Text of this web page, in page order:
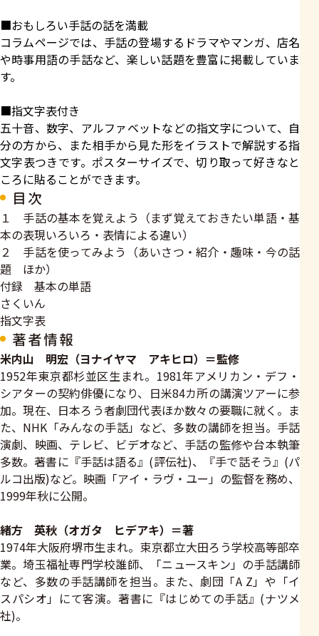
■おもしろい手話の話を満載
コラムページでは、手話の登場するドラマやマンガ、店名
や時事用語の手話など、楽しい話題を豊富に掲載していま
す。
■指文字表付き
五十音、数字、アルファベットなどの指文字について、自
分の方から、また相手から見た形をイラストで解説する指
文字表つきです。ポスターサイズで、切り取って好きなと
ころに貼ることができます。
目次
１ 手話の基本を覚えよう（まず覚えておきたい単語・基
本の表現いろいろ・表情による違い）
２ 手話を使ってみよう（あいさつ・紹介・趣味・今の話
題 ほか）
付録 基本の単語
さくいん
指文字表
著者情報
米内山 明宏（ヨナイヤマ アキヒロ）＝監修
1952年東京都杉並区生まれ。1981年アメリカン・デフ・
シアターの契約俳優になり、日米84カ所の講演ツアーに参
加。現在、日本ろう者劇団代表ほか数々の要職に就く。ま
た、NHK「みんなの手話」など、多数の講師を担当。手話
演劇、映画、テレビ、ビデオなど、手話の監修や台本執筆
多数。著書に『手話は語る』(評伝社)、『手で話そう』(パ
ルコ出版)など。映画「アイ・ラヴ・ユー」の監督を務め、
1999年秋に公開。
緒方 英秋（オガタ ヒデアキ）＝著
1974年大阪府堺市生まれ。束京都立大田ろう学校高等部卒
業。埼玉福祉専門学校誰師、「ニュースキン」の手話講師
など、多数の手話講師を担当。また、劇団「A Z」や「イ
スパシオ」にて客演。著書に『はじめての手話』(ナツメ
社)。